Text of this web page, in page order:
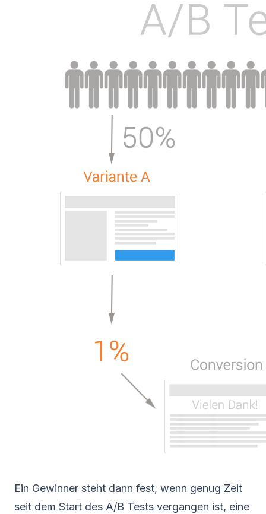
Ein Gewinner steht dann fest, wenn genug Zeit
seit dem Start des A/B Tests vergangen ist, eine